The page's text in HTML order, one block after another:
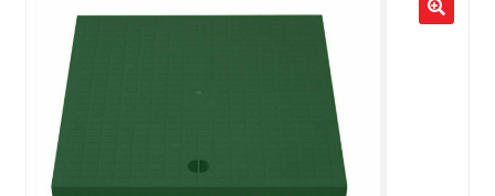
Accedi
Registrati